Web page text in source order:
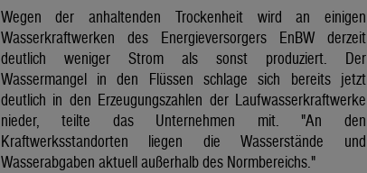
Wegen der anhaltenden Trockenheit wird an einigen
Wasserkraftwerken des Energieversorgers EnBW derzeit
deutlich weniger Strom als sonst produziert. Der
Wassermangel in den Flüssen schlage sich bereits jetzt
deutlich in den Erzeugungszahlen der Laufwasserkraftwerke
nieder, teilte das Unternehmen mit. "An den
Kraftwerksstandorten liegen die Wasserstände und
Wasserabgaben aktuell außerhalb des Normbereichs."